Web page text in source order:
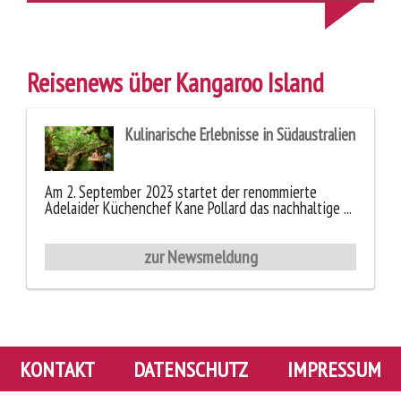
Reisenews über Kangaroo Island
Kulinarische Erlebnisse in Südaustralien
Am 2. September 2023 startet der renommierte
Adelaider Küchenchef Kane Pollard das nachhaltige ...
zur Newsmeldung
KONTAKT DATENSCHUTZ IMPRESSUM